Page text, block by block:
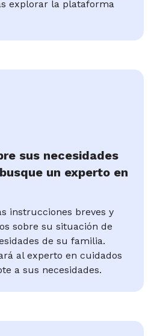
explorar la plataforma
sus necesidades
un experto en
instrucciones breves y
sobre su situación de
de su familia.
al experto en cuidados
a sus necesidades.